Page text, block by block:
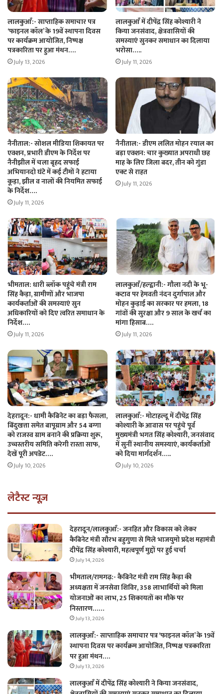
लालकुआँ:- साप्ताहिक समाचार पत्र
‘फाइनल कॉल’ के 19वें स्थापना दिवस
पर कार्यक्रम आयोजित, निष्पक्ष
पत्रकारिता पर हुआ मंथन….
July 13, 2026
लालकुआँ में दीपेंद्र सिंह कोश्यारी ने
किया जनसंवाद, क्षेत्रवासियों की
समस्याएं सुनकर समाधान का दिलाया
भरोसा…..
July 11, 2026
नैनीताल:- सोशल मीडिया शिकायत पर
एक्शन, प्रभारी डीएम के निर्देश पर
नैनीझील में चला बृहद सफाई
अभियानदो घंटे में कई टीमों ने हटाया
कूड़ा, झील व नालों की नियमित सफाई
के निर्देश….
July 11, 2026
नैनीताल:- डीएम ललित मोहन रयाल का
बड़ा एक्शन: चार कुख्यात अपराधी छह
माह के लिए जिला बदर, तीन को गुंडा
एक्ट से राहत
July 11, 2026
भीमताल: धारी ब्लॉक पहुंचे मंत्री राम
सिंह कैड़ा, ग्रामीणों और भाजपा
कार्यकर्ताओं की समस्याएं सुन
अधिकारियों को दिए त्वरित समाधान के
निर्देश….
July 11, 2026
लालकुआँ/हल्द्वानी:- गौला नदी के भू-
कटाव पर हेमवती नंदन दुर्गापाल और
मोहन कुड़ाई का सरकार पर हमला, 18
गांवों की सुरक्षा और 9 साल के खर्च का
मांगा हिसाब….
July 11, 2026
देहरादून:- धामी कैबिनेट का बड़ा फैसला,
बिंदुखत्ता समेत बापूग्राम और 54 बग्गा
को राजस्व ग्राम बनाने की प्रक्रिया शुरू,
उच्चस्तरीय समिति करेगी रास्ता साफ,
देखें पूरी अपडेट….
July 10, 2026
लालकुआँ:- मोटाहल्दू में दीपेंद्र सिंह
कोश्यारी के आवास पर पहुंचे पूर्व
मुख्यमंत्री भगत सिंह कोश्यारी, जनसंवाद
में सुनीं स्थानीय समस्याएं, कार्यकर्ताओं
को दिया मार्गदर्शन…..
July 10, 2026
लेटैस्ट न्यूज़
देहरादून/लालकुआँ:- जनहित और विकास को लेकर
कैबिनेट मंत्री सौरभ बहुगुणा से मिले भाजयुमो प्रदेश महामंत्री
दीपेंद्र सिंह कोश्यारी, महत्वपूर्ण मुद्दों पर हुई चर्चा
July 14, 2026
भीमताल/रामगढ़:- कैबिनेट मंत्री राम सिंह कैड़ा की
अध्यक्षता में जनसेवा शिविर, 358 लाभार्थियों को मिला
योजनाओं का लाभ, 25 शिकायतों का मौके पर
निस्तारण……
July 13, 2026
लालकुआँ:- साप्ताहिक समाचार पत्र ‘फाइनल कॉल’ के 19वें
स्थापना दिवस पर कार्यक्रम आयोजित, निष्पक्ष पत्रकारिता
पर हुआ मंथन….
July 13, 2026
लालकुआँ में दीपेंद्र सिंह कोश्यारी ने किया जनसंवाद,